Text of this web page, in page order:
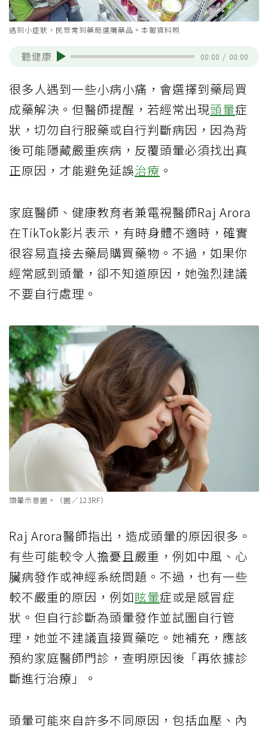
遇到小症狀，民眾常到藥局選購藥品。本報資料照
聽健康 00:00 / 00:00
很多人遇到一些小病小痛，會選擇到藥局買
成藥解決。但醫師提醒，若經常出現頭暈症
狀，切勿自行服藥或自行判斷病因，因為背
後可能隱藏嚴重疾病，反覆頭暈必須找出真
正原因，才能避免延誤治療 。
家庭醫師、健康教育者兼電視醫師Raj Arora
在TikTok影片表示，有時身體不適時，確實
很容易直接去藥局購買藥物。不過，如果你
經常感到頭暈，卻不知道原因，她強烈建議
不要自行處理。
頭暈示意圖。（圖／123RF）
Raj Arora醫師指出，造成頭暈的原因很多。
有些可能較令人擔憂且嚴重，例如中風、心
臟病發作或神經系統問題。不過，也有一些
較不嚴重的原因，例如眩暈症或是感冒症
狀。但自行診斷為頭暈發作並試圖自行管
理，她並不建議直接買藥吃。她補充，應該
預約家庭醫師門診，查明原因後「再依據診
斷進行治療」。
頭暈可能來自許多不同原因，包括血壓、內